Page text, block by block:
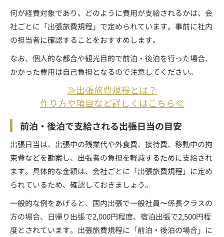
何が経費対象であり、どのように費用が支給されるかは、会
社ごとに「出張旅費規程」で定められています。事前に社内
の担当者に確認することをおすすめします。
なお、個人的な都合や観光目的で前泊・後泊を行った場合、
かかった費用は自己負担となるので注意してください。
≫出張旅費規程とは？
作り方や項目など詳しくはこちら≪
前泊・後泊で支給される出張日当の目安
出張日当は、出張中の残業代や外食費、接待費、移動中の拘
束費などを勘案し、出張者の負担を軽減するために支給され
ます。具体的な金額は、会社ごとに「出張旅費規程」に定め
られているため、確認しておきましょう。
一般的な例をあげると、国内出張で一般社員〜係長クラスの
方の場合、日帰り出張で2,000円程度、宿泊出張で2,500円程
度とされています。出張旅費規程に「前泊・後泊の場合」に